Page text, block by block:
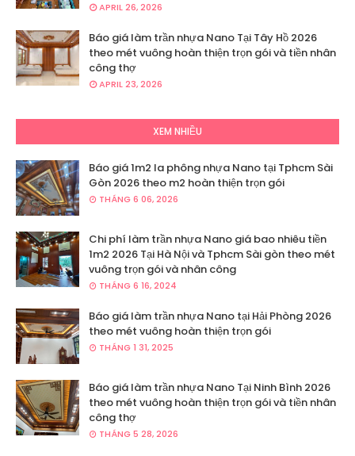
APRIL 26, 2026
Báo giá làm trần nhựa Nano Tại Tây Hồ 2026
theo mét vuông hoàn thiện trọn gói và tiền nhân
công thợ
APRIL 23, 2026
XEM NHIỀU
Báo giá 1m2 la phông nhựa Nano tại Tphcm Sài
Gòn 2026 theo m2 hoàn thiện trọn gói
THÁNG 6 06, 2026
Chi phí làm trần nhựa Nano giá bao nhiêu tiền
1m2 2026 Tại Hà Nội và Tphcm Sài gòn theo mét
vuông trọn gói và nhân công
THÁNG 6 16, 2024
Báo giá làm trần nhựa Nano tại Hải Phòng 2026
theo mét vuông hoàn thiện trọn gói
THÁNG 1 31, 2025
Báo giá làm trần nhựa Nano Tại Ninh Bình 2026
theo mét vuông hoàn thiện trọn gói và tiền nhân
công thợ
THÁNG 5 28, 2026